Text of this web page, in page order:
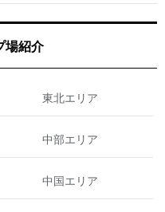
場紹介
東北エリア
中部エリア
中国エリア